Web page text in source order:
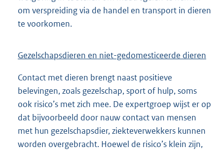
om verspreiding via de handel en transport in dieren
te voorkomen.
Gezelschapsdieren en niet-gedomesticeerde dieren
Contact met dieren brengt naast positieve
belevingen, zoals gezelschap, sport of hulp, soms
ook risico’s met zich mee. De expertgroep wijst er op
dat bijvoorbeeld door nauw contact van mensen
met hun gezelschapsdier, ziekteverwekkers kunnen
worden overgebracht. Hoewel de risico’s klein zijn,